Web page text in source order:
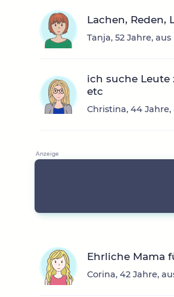
Lachen, Reden,
Tanja, 52 Jahre,
ich suche
etc
Christina, 44
Ehrliche Mama
Corina, 42 Jahre,